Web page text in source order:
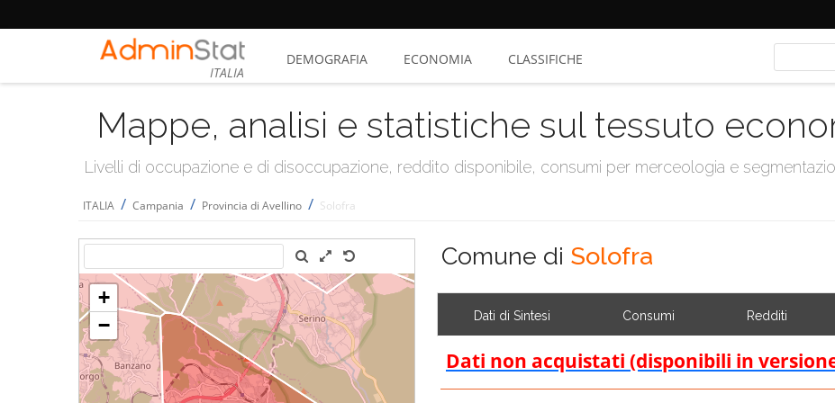
ITALIA
DEMOGRAFIA ECONOMIA CLASSIFICHE
Mappe, analisi e statistiche sul tessuto
Livelli di occupazione e di disoccupazione, reddito disponibile, consumi per merceologia e
ITALIA / Campania / Provincia di Avellino / Solofra
Comune di Solofra
Dati di Sintesi Consumi Redditi
Dati non acquistati (disponibili in